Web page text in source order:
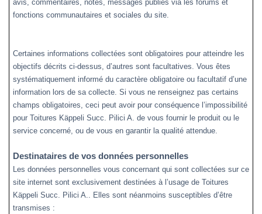
avis, commentaires, notes, messages publiés via les forums et
fonctions communautaires et sociales du site.
Certaines informations collectées sont obligatoires pour atteindre les
objectifs décrits ci-dessus, d’autres sont facultatives. Vous êtes
systématiquement informé du caractère obligatoire ou facultatif d’une
information lors de sa collecte. Si vous ne renseignez pas certains
champs obligatoires, ceci peut avoir pour conséquence l’impossibilité
pour Toitures Käppeli Succ. Pilici A. de vous fournir le produit ou le
service concerné, ou de vous en garantir la qualité attendue.
Destinataires de vos données personnelles
Les données personnelles vous concernant qui sont collectées sur ce
site internet sont exclusivement destinées à l’usage de Toitures
Käppeli Succ. Pilici A.. Elles sont néanmoins susceptibles d’être
transmises :